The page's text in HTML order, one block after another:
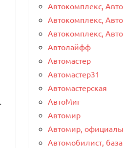
Автокомплекс,
Автокомплекс,
Автокомплекс,
Автолайфф
Автомастер
Автомастер31
Автомастерская
АвтоМиг
Автомир
Автомир,
Автомобилист,